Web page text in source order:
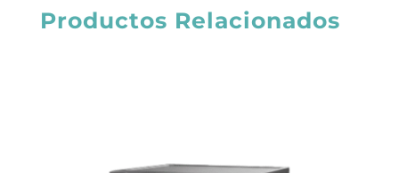
Productos Relacionados